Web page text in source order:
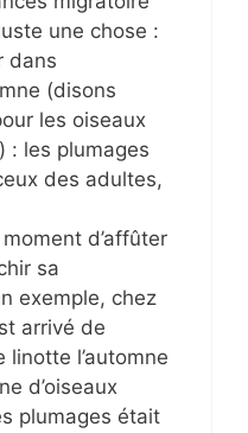
une chose :
dans
(disons
les oiseaux
: les plumages
des adultes,
d’affûter
sa
exemple, chez
arrivé de
l’automne
d’oiseaux
plumages était